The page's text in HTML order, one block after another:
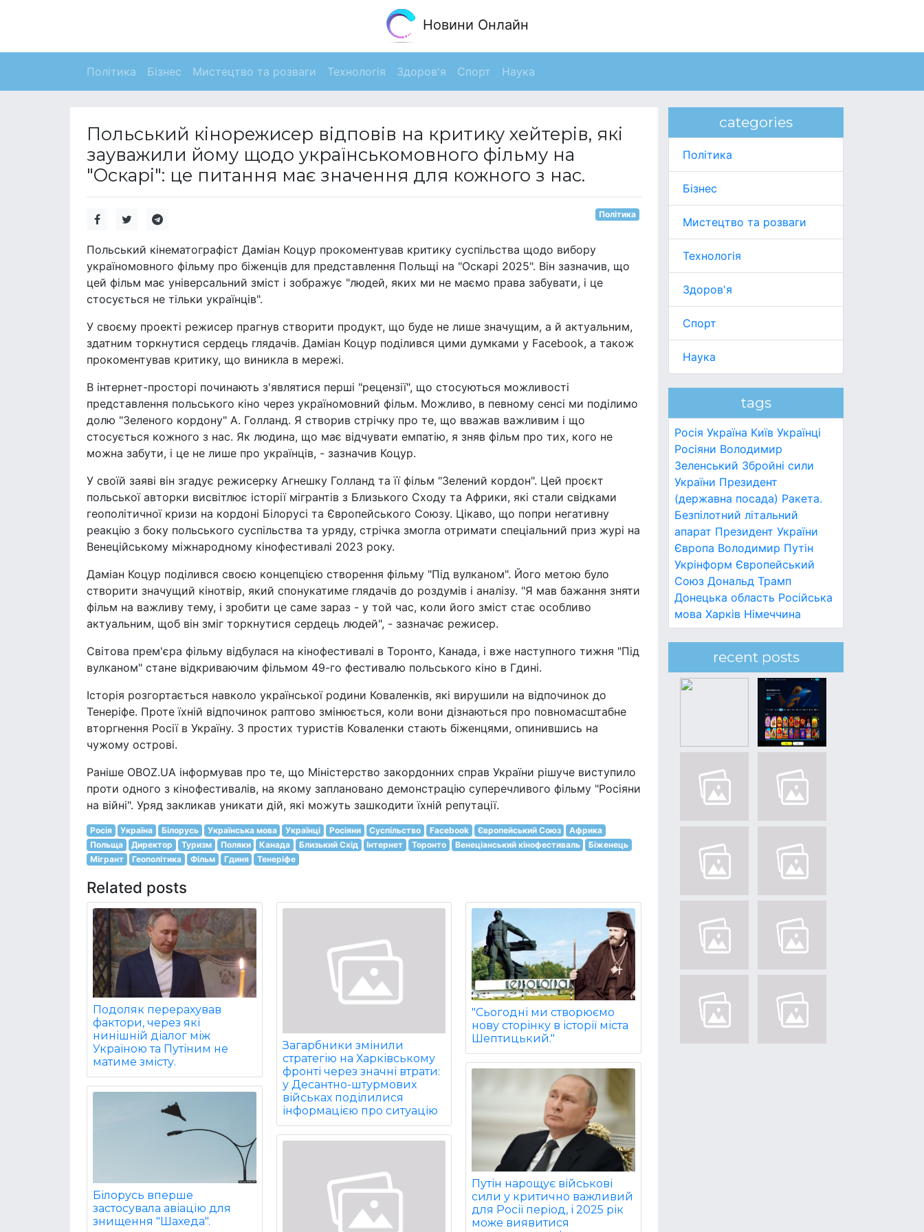
Новини Онлайн
Політика Бізнес Мистецтво та розваги Технологія Здоров'я Спорт Наука
Польський кінорежисер відповів на критику хейтерів, які
зауважили йому щодо українськомовного фільму на
"Оскарі": це питання має значення для кожного з нас.
Політика
Польський кінематографіст Даміан Коцур прокоментував критику суспільства щодо вибору
україномовного фільму про біженців для представлення Польщі на "Оскарі 2025". Він зазначив, що
цей фільм має універсальний зміст і зображує "людей, яких ми не маємо права забувати, і це
стосується не тільки українців".
У своєму проекті режисер прагнув створити продукт, що буде не лише значущим, а й актуальним,
здатним торкнутися сердець глядачів. Даміан Коцур поділився цими думками у Facebook, а також
прокоментував критику, що виникла в мережі.
В інтернет-просторі починають з'являтися перші "рецензії", що стосуються можливості
представлення польського кіно через україномовний фільм. Можливо, в певному сенсі ми поділимо
долю "Зеленого кордону" А. Голланд. Я створив стрічку про те, що вважав важливим і що
стосується кожного з нас. Як людина, що має відчувати емпатію, я зняв фільм про тих, кого не
можна забути, і це не лише про українців, - зазначив Коцур.
У своїй заяві він згадує режисерку Агнешку Голланд та її фільм "Зелений кордон". Цей проєкт
польської авторки висвітлює історії мігрантів з Близького Сходу та Африки, які стали свідками
геополітичної кризи на кордоні Білорусі та Європейського Союзу. Цікаво, що попри негативну
реакцію з боку польського суспільства та уряду, стрічка змогла отримати спеціальний приз журі на
Венеційському міжнародному кінофестивалі 2023 року.
Даміан Коцур поділився своєю концепцією створення фільму "Під вулканом". Його метою було
створити значущий кінотвір, який спонукатиме глядачів до роздумів і аналізу. "Я мав бажання зняти
фільм на важливу тему, і зробити це саме зараз - у той час, коли його зміст стає особливо
актуальним, щоб він зміг торкнутися сердець людей", - зазначає режисер.
Світова прем'єра фільму відбулася на кінофестивалі в Торонто, Канада, і вже наступного тижня "Під
вулканом" стане відкриваючим фільмом 49-го фестивалю польського кіно в Гдині.
Історія розгортається навколо української родини Коваленків, які вирушили на відпочинок до
Тенеріфе. Проте їхній відпочинок раптово змінюється, коли вони дізнаються про повномасштабне
вторгнення Росії в Україну. З простих туристів Коваленки стають біженцями, опинившись на
чужому острові.
Раніше OBOZ.UA інформував про те, що Міністерство закордонних справ України рішуче виступило
проти одного з кінофестивалів, на якому заплановано демонстрацію суперечливого фільму "Росіяни
на війні". Уряд закликав уникати дій, які можуть зашкодити їхній репутації.
Росія Україна Білорусь Українська мова Українці Росіяни Суспільство Facebook Європейський Союз
Африка
Польща
Директор Туризм Поляки Канада Близький Схід Інтернет Торонто Венеціанський кінофестиваль
Біженець
Мігрант
Геополітика Фільм Гдиня Тенеріфе
Related posts
Подоляк перерахував
фактори, через які
нинішній діалог між
Україною та Путіним не
матиме змісту.
Білорусь вперше
застосувала авіацію для
знищення "Шахеда".
Загарбники змінили
стратегію на Харківському
фронті через значні втрати:
у Десантно-штурмових
військах поділилися
інформацією про ситуацію
"Сьогодні ми створюємо
нову сторінку в історії міста
Шептицький."
Путін нарощує військові
сили у критично важливий
для Росії період, і 2025 рік
може виявитися
categories
Політика
Бізнес
Мистецтво та розваги
Технологія
Здоров'я
Спорт
Наука
tags
Росія Україна Київ Українці
Росіяни Володимир
Зеленський Збройні сили
України Президент
(державна посада) Ракета.
Безпілотний літальний
апарат Президент України
Європа Володимир Путін
Укрінформ Європейський
Союз Дональд Трамп
Донецька область Російська
мова Харків Німеччина
recent posts